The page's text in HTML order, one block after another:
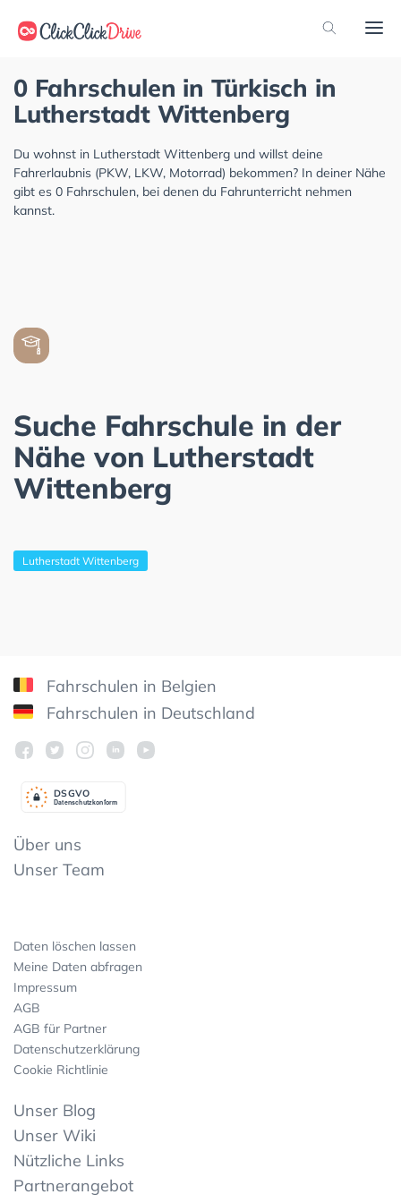
0 Fahrschulen in Türkisch in
Lutherstadt Wittenberg
Du wohnst in Lutherstadt Wittenberg und willst deine
Fahrerlaubnis (PKW, LKW, Motorrad) bekommen? In deiner Nähe
gibt es 0 Fahrschulen, bei denen du Fahrunterricht nehmen
kannst.
Suche Fahrschule in der
Nähe von Lutherstadt
Wittenberg
Lutherstadt Wittenberg
Fahrschulen in Belgien
Fahrschulen in Deutschland
Datenschutzkonform
DSGVO
Über uns
Unser Team
Daten löschen lassen
Meine Daten abfragen
Impressum
AGB
AGB für Partner
Datenschutzerklärung
Cookie Richtlinie
Unser Blog
Unser Wiki
Nützliche Links
Partnerangebot